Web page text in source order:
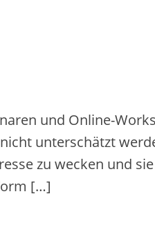
und Online-
unte‬rschätzt
zu we‬cke‬n und
[…]